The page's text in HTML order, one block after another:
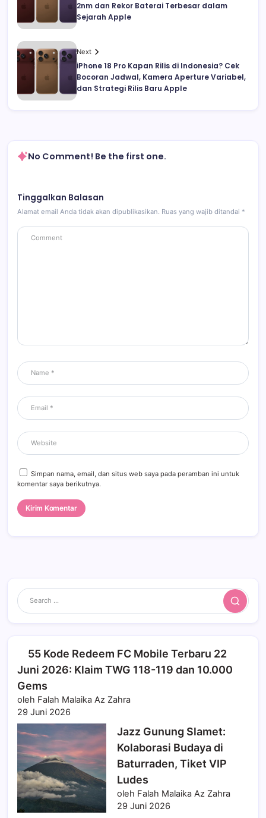
2nm dan Rekor Baterai Terbesar dalam
Sejarah Apple
Next
iPhone 18 Pro Kapan Rilis di Indonesia? Cek
Bocoran Jadwal, Kamera Aperture Variabel,
dan Strategi Rilis Baru Apple
No Comment! Be the first one.
Tinggalkan Balasan
Alamat email Anda tidak akan dipublikasikan. Ruas yang wajib ditandai *
Simpan nama, email, dan situs web saya pada peramban ini untuk
komentar saya berikutnya.
Search
55 Kode Redeem FC Mobile Terbaru 22
Juni 2026: Klaim TWG 118-119 dan 10.000
Gems
oleh Falah Malaika Az Zahra
29 Juni 2026
Jazz Gunung Slamet:
Kolaborasi Budaya di
Baturraden, Tiket VIP
Ludes
oleh Falah Malaika Az Zahra
29 Juni 2026